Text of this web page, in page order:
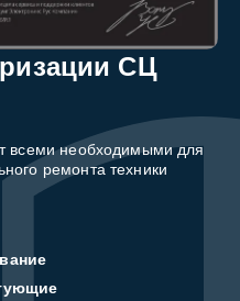
СЦ
всеми необходимыми для
ремонта техники